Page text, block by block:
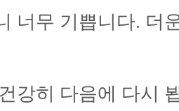
너무 기쁩니다. 더
강히 다음에 다시